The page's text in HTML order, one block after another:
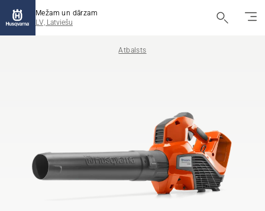
Mežam un dārzam
LV, Latviešu
Atbalsts